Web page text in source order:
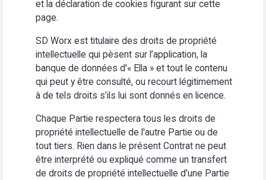
et la déclaration de cookies figurant sur cette
page.
SD Worx est titulaire des droits de propriété
intellectuelle qui pèsent sur l’application, la
banque de données d'« Ella » et tout le contenu
qui peut y être consulté, ou recourt légitimement
à de tels droits s’ils lui sont donnés en licence.
Chaque Partie respectera tous les droits de
propriété intellectuelle de l'autre Partie ou de
tout tiers. Rien dans le présent Contrat ne peut
être interprété ou expliqué comme un transfert
de droits de propriété intellectuelle d’une Partie